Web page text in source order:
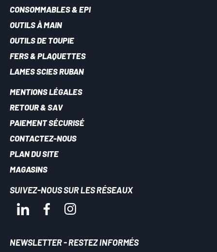
CONSOMMABLES & EPI
OUTILS À MAIN
OUTILS DE TOUPIE
FERS & PLAQUETTES
LAMES SCIES RUBAN
MENTIONS LÉGALES
RETOUR & SAV
PAIEMENT SÉCURISÉ
CONTACTEZ-NOUS
PLAN DU SITE
MAGASINS
SUIVEZ-NOUS SUR LES RÉSEAUX
NEWSLETTER - RESTEZ INFORMÉS